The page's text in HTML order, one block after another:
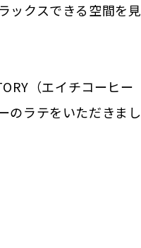
ックスできる空間を見
（エイチコーヒー
のラテをいただきまし